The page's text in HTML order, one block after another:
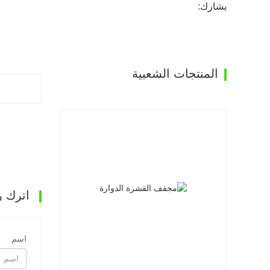
يشارك:
اسم
المنتجات الشعبية